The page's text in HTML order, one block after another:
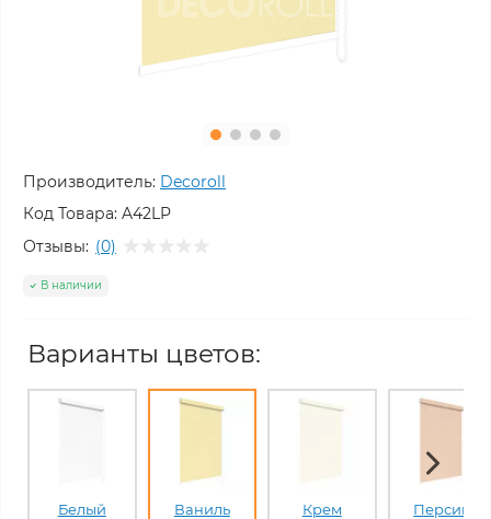
Производитель: Decoroll
Код Товара: A42LP
Отзывы: (0)
В наличии
Варианты цветов:
Белый Ваниль Крем Персик